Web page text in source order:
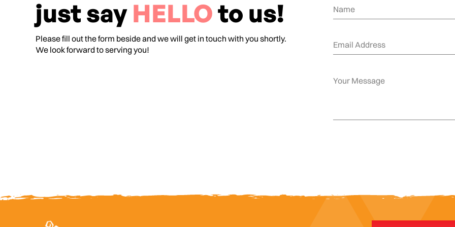
just say HELLOto us!
Please fill out the form beside and we will get in touch with you shortly.
We look forward to serving you!